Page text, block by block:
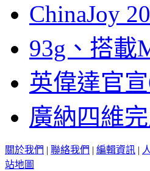
ChinaJoy
93g、搭載
英偉達官
廣納四維
關於我們 | 聯絡我們 | 編輯資訊 |
站地圖